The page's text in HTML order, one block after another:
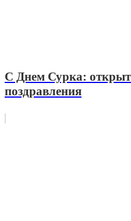
С Днем Сурка:
поздравления